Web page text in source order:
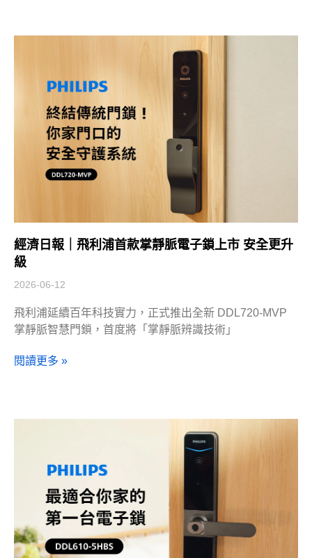
經濟日報｜飛利浦首款掌靜脈電子鎖上市 安全更升
級
2026-06-12
飛利浦延續百年科技實力，正式推出全新 DDL720-MVP
掌靜脈智慧門鎖，首度將「掌靜脈辨識技術」
閱讀更多 »